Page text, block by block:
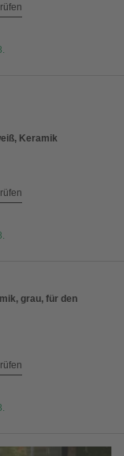
Keramik
grau, für den